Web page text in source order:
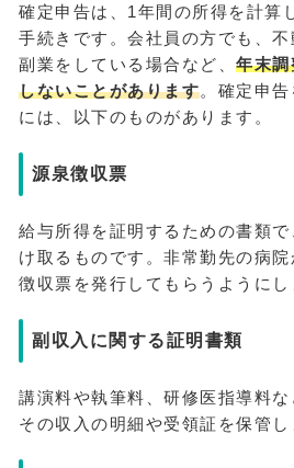
確定申告は、1年間の所得を計算
手続きです。会社員の方でも、不
副業をしている場合など、年末
しないことがあります。確定申
には、以下のものがあります。
源泉徴収票
給与所得を証明するための書類
け取るものです。非常勤先の病
徴収票を発行してもらうようにし
副収入に関する証明書類
講演料や執筆料、研修医指導料な
その収入の明細や受領証を保管し